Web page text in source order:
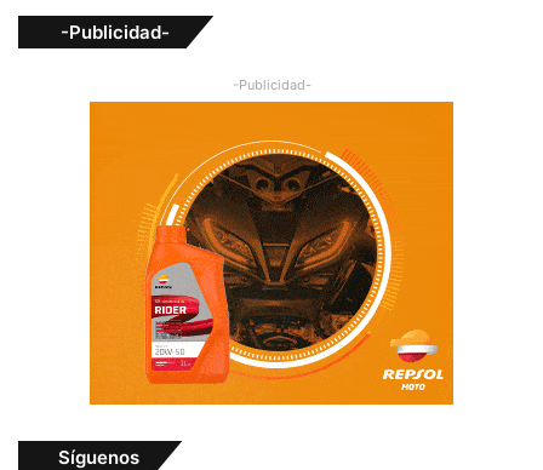
-Publicidad-
-Publicidad-
Síguenos